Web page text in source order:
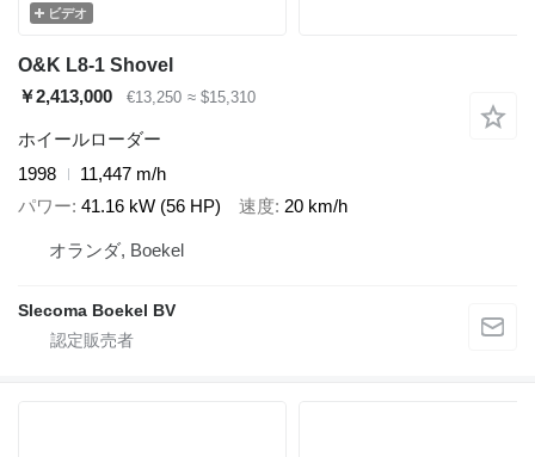
ビデオ
O&K L8-1 Shovel
￥2,413,000
€13,250 ≈ $15,310
ホイールローダー
1998
11,447 m/h
パワー 41.16 kW (56 HP) 速度 20 km/h
オランダ, Boekel
Slecoma Boekel BV